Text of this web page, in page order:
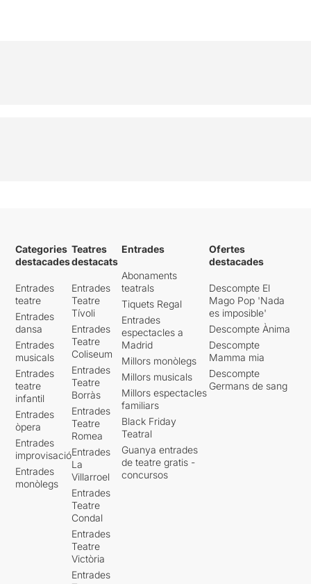
Categories
destacades
Entrades
teatre
Entrades
dansa
Entrades
musicals
Entrades
teatre
infantil
Entrades
òpera
Entrades
improvisació
Entrades
monòlegs
Teatres
destacats
Entrades
Teatre
Tívoli
Entrades
Teatre
Coliseum
Entrades
Teatre
Borràs
Entrades
Teatre
Romea
Entrades
La
Villarroel
Entrades
Teatre
Condal
Entrades
Teatre
Victòria
Entrades
Entrades
Abonaments
teatrals
Tiquets Regal
Entrades
espectacles a
Madrid
Millors monòlegs
Millors musicals
Millors espectacles
familiars
Black Friday
Teatral
Guanya entrades
de teatre gratis -
concursos
Ofertes
destacades
Descompte El
Mago Pop 'Nada
es imposible'
Descompte Ànima
Descompte
Mamma mia
Descompte
Germans de sang